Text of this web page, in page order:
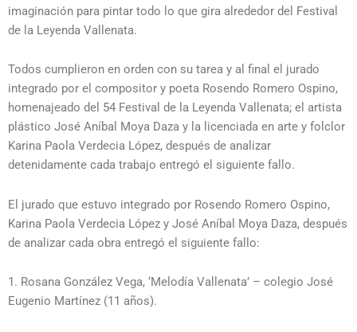
imaginación para pintar todo lo que gira alrededor del Festival
de la Leyenda Vallenata.
Todos cumplieron en orden con su tarea y al final el jurado
integrado por el compositor y poeta Rosendo Romero Ospino,
homenajeado del 54 Festival de la Leyenda Vallenata; el artista
plástico José Aníbal Moya Daza y la licenciada en arte y folclor
Karina Paola Verdecia López, después de analizar
detenidamente cada trabajo entregó el siguiente fallo.
El jurado que estuvo integrado por Rosendo Romero Ospino,
Karina Paola Verdecia López y José Aníbal Moya Daza, después
de analizar cada obra entregó el siguiente fallo:
1. Rosana González Vega, ‘Melodía Vallenata’ – colegio José
Eugenio Martínez (11 años).